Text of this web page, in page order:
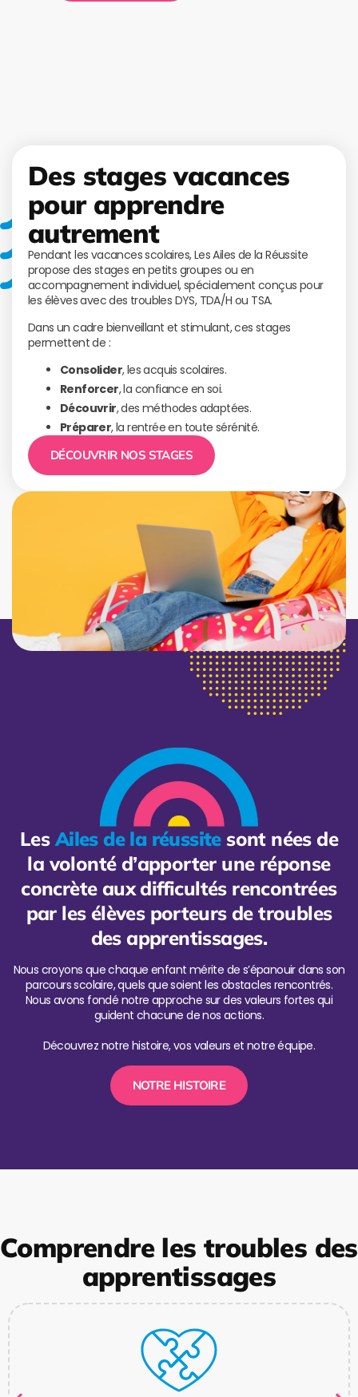
Des stages vacances
pour apprendre
autrement
Pendant les vacances scolaires, Les Ailes de la Réussite
propose des stages en petits groupes ou en
accompagnement individuel, spécialement conçus pour
les élèves avec des troubles DYS, TDA/H ou TSA.
Dans un cadre bienveillant et stimulant, ces stages
permettent de :
Consolider, les acquis scolaires.
Renforcer, la confiance en soi.
Découvrir, des méthodes adaptées.
Préparer, la rentrée en toute sérénité.
DÉCOUVRIR NOS STAGES
LesAiles de la réussitesont nées de
la volonté d’apporter une réponse
concrète aux difficultés rencontrées
par les élèves porteurs de troubles
des apprentissages.
Nous croyons que chaque enfant mérite de s’épanouir dans son
parcours scolaire, quels que soient les obstacles rencontrés.
Nous avons fondé notre approche sur des valeurs fortes qui
guident chacune de nos actions.
Découvrez notre histoire, vos valeurs et notre équipe.
NOTRE HISTOIRE
Comprendre les troubles des
apprentissages